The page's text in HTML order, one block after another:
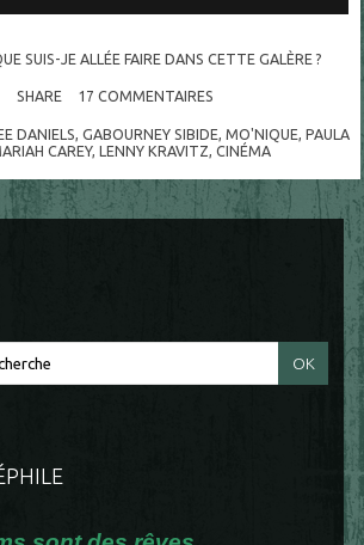
SUIS-JE ALLÉE FAIRE DANS CETTE GALÈRE ?
SHARE 17 COMMENTAIRES
DANIELS, GABOURNEY SIBIDE, MO'NIQUE, PAULA
CAREY,LENNY KRAVITZ,CINÉMA